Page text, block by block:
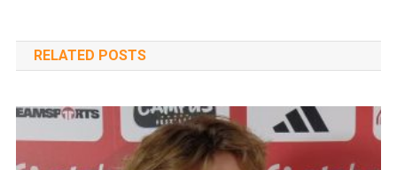
RELATED POSTS